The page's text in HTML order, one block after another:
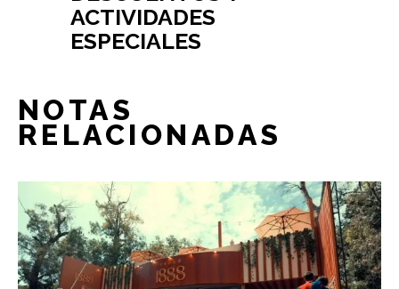
ACTIVIDADES
ESPECIALES
NOTAS
RELACIONADAS